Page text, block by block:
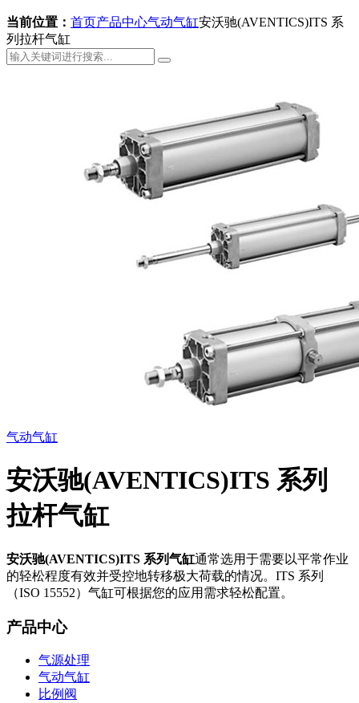
当前位置： 首页产品中心气动气缸安沃驰(AVENTICS)ITS 系
列拉杆气缸
气动气缸
安沃驰(AVENTICS)ITS 系列
拉杆气缸
安沃驰(AVENTICS)ITS 系列气缸通常选用于需要以平常作业
的轻松程度有效并受控地转移极大荷载的情况。ITS 系列
（ISO 15552）气缸可根据您的应用需求轻松配置。
产品中心
气源处理
气动气缸
比例阀